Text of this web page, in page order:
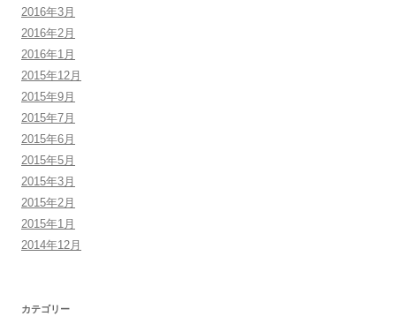
2016年3月
2016年2月
2016年1月
2015年12月
2015年9月
2015年7月
2015年6月
2015年5月
2015年3月
2015年2月
2015年1月
2014年12月
カテゴリー